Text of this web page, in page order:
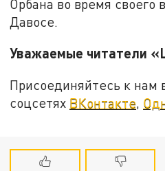
Орбана во время своего
Давосе.
Уважаемые
Присоединяйтесь к нам
соцсетях ВКонтакте,